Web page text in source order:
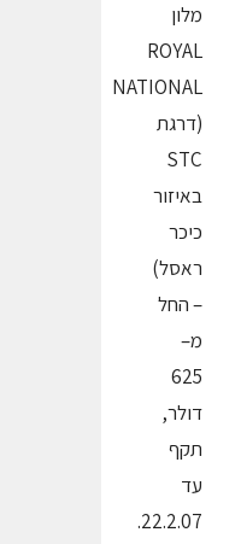
מלון
ROYAL
NATIONAL
(דרגת
STC
באיזור
כיכר
ראסל)
– החל
מ–
625
דולר,
תקף
עד
22.2.07.